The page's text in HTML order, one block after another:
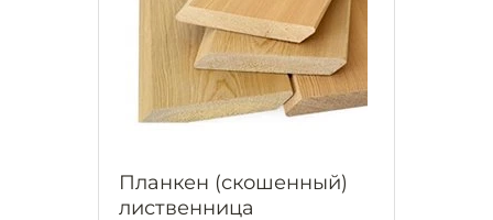
Планкен (скошенный)
лиственница